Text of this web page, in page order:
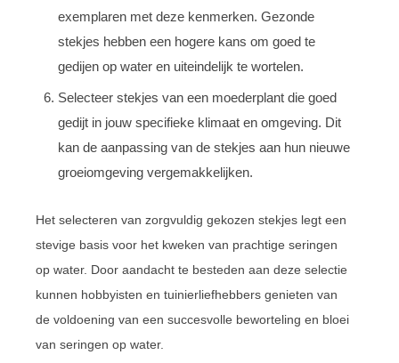
exemplaren met deze kenmerken. Gezonde
stekjes hebben een hogere kans om goed te
gedijen op water en uiteindelijk te wortelen.
Selecteer stekjes van een moederplant die goed
gedijt in jouw specifieke klimaat en omgeving. Dit
kan de aanpassing van de stekjes aan hun nieuwe
groeiomgeving vergemakkelijken.
Het selecteren van zorgvuldig gekozen stekjes legt een
stevige basis voor het kweken van prachtige seringen
op water. Door aandacht te besteden aan deze selectie
kunnen hobbyisten en tuinierliefhebbers genieten van
de voldoening van een succesvolle beworteling en bloei
van seringen op water.